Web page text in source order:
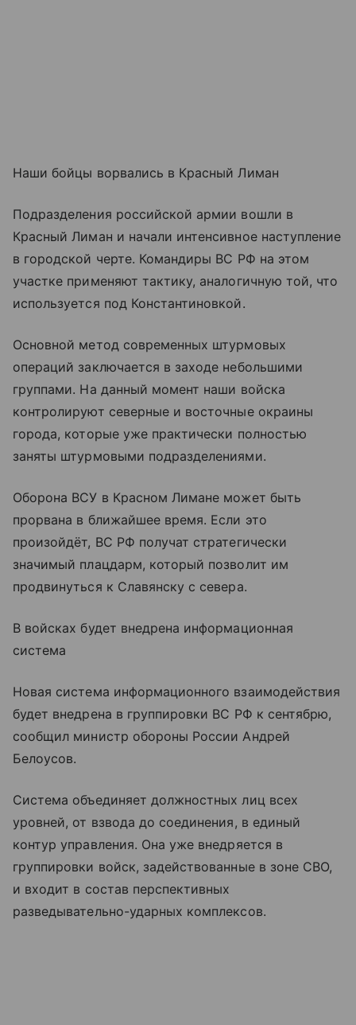
Наши бойцы ворвались в Красный Лиман
Подразделения российской армии вошли в
Красный Лиман и начали интенсивное наступление
в городской черте. Командиры ВС РФ на этом
участке применяют тактику, аналогичную той, что
используется под Константиновкой.
Основной метод современных штурмовых
операций заключается в заходе небольшими
группами. На данный момент наши войска
контролируют северные и восточные окраины
города, которые уже практически полностью
заняты штурмовыми подразделениями.
Оборона ВСУ в Красном Лимане может быть
прорвана в ближайшее время. Если это
произойдёт, ВС РФ получат стратегически
значимый плацдарм, который позволит им
продвинуться к Славянску с севера.
В войсках будет внедрена информационная
система
Новая система информационного взаимодействия
будет внедрена в группировки ВС РФ к сентябрю,
сообщил министр обороны России Андрей
Белоусов.
Система объединяет должностных лиц всех
уровней, от взвода до соединения, в единый
контур управления. Она уже внедряется в
группировки войск, задействованные в зоне СВО,
и входит в состав перспективных
разведывательно-ударных комплексов.